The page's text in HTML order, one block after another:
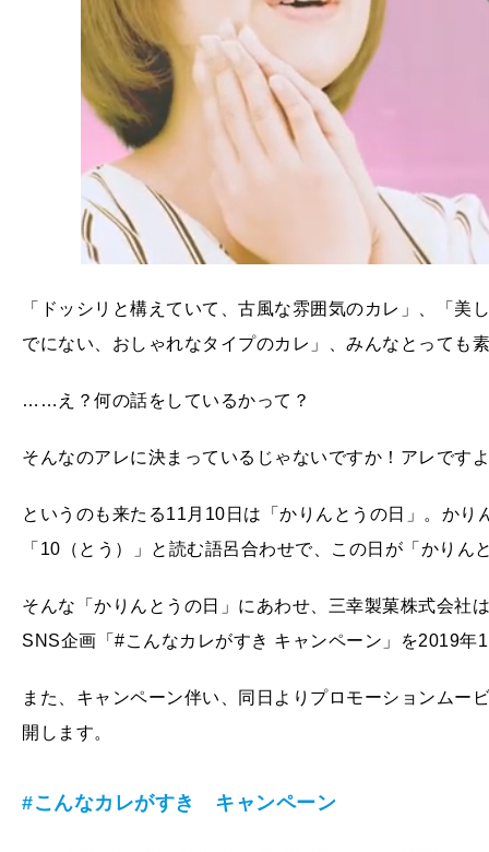
「ドッシリと構えていて、古風な雰囲気のカレ」、「
でにない、おしゃれなタイプのカレ」、みんなとっても
……え？何の話をしているかって？
そんなのアレに決まっているじゃないですか！アレです
というのも来たる11月10日は「かりんとうの日」。か
「10（とう）」と読む語呂合わせで、この日が「かりん
そんな「かりんとうの日」にあわせ、三幸製菓株式会社
SNS企画「#こんなカレがすき キャンペーン」を2019年
また、キャンペーン伴い、同日よりプロモーションムー
開します。
#こんなカレがすき キャンペーン